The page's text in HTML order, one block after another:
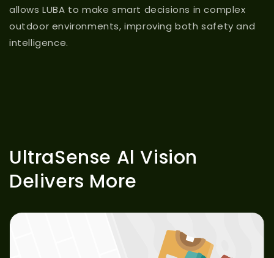
allows LUBA to make smart decisions in complex
outdoor environments, improving both safety and
intelligence.
UltraSense Al Vision
Delivers More